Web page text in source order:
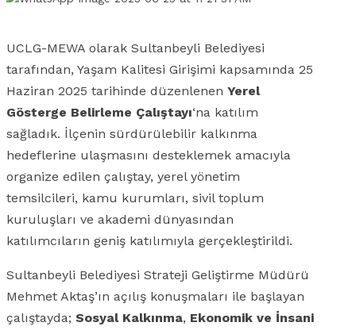
UCLG-MEWA olarak Sultanbeyli Belediyesi
tarafından, Yaşam Kalitesi Girişimi kapsamında 25
Haziran 2025 tarihinde düzenlenen Yerel
Gösterge Belirleme Çalıştayı‘na katılım
sağladık. İlçenin sürdürülebilir kalkınma
hedeflerine ulaşmasını desteklemek amacıyla
organize edilen çalıştay, yerel yönetim
temsilcileri, kamu kurumları, sivil toplum
kuruluşları ve akademi dünyasından
katılımcıların geniş katılımıyla gerçekleştirildi.
Sultanbeyli Belediyesi Strateji Geliştirme Müdürü
Mehmet Aktaş’ın açılış konuşmaları ile başlayan
çalıştayda; Sosyal Kalkınma, Ekonomik ve İnsani